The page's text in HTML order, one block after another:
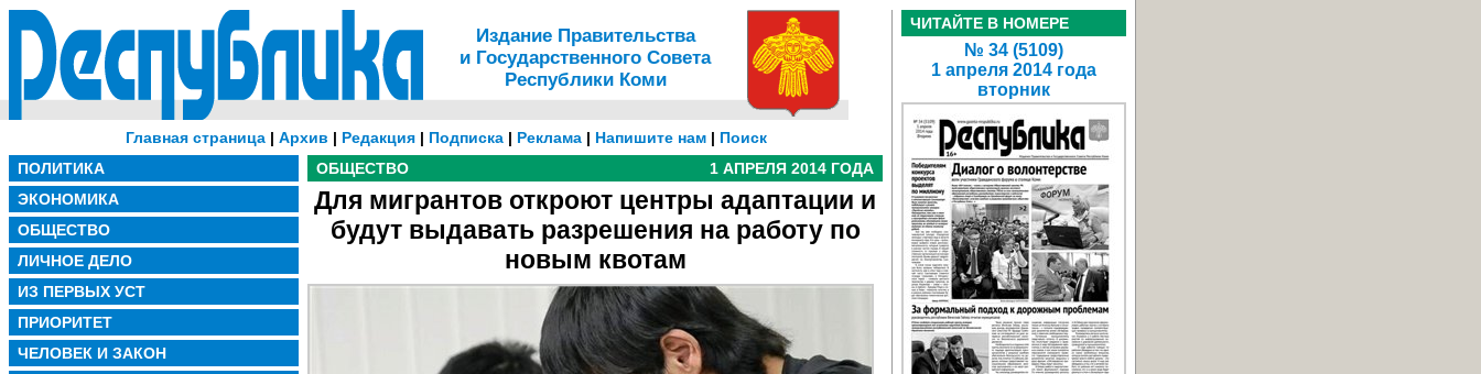
Издание Правительства
и Государственного Совета
Республики Коми
Главная страница| Архив | Редакция| Подписка| Реклама| Напишите нам| Поиск
ПОЛИТИКА
ЭКОНОМИКА
ОБЩЕСТВО
ЛИЧНОЕ ДЕЛО
ИЗ ПЕРВЫХ УСТ
ПРИОРИТЕТ
ЧЕЛОВЕК И ЗАКОН
ОБЩЕСТВО 1 АПРЕЛЯ 2014 ГОДА
Для мигрантов откроют центры адаптации и
будут выдавать разрешения на работу по
новым квотам
ЧИТАЙТЕ В НОМЕРЕ
№ 34 (5109)
1 апреля 2014 года
вторник